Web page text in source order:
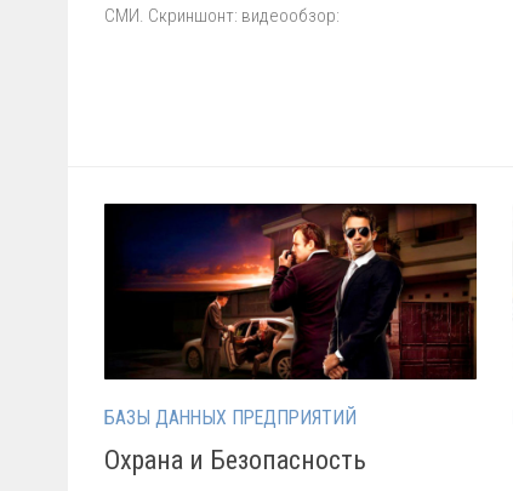
СМИ. Скриншонт: видеообзор:
БАЗЫ ДАННЫХ ПРЕДПРИЯТИЙ
Охрана и Безопасность